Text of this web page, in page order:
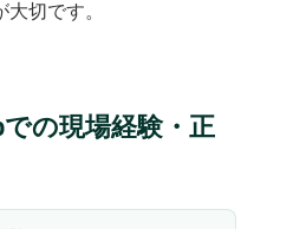
切です。
の現場経験・正